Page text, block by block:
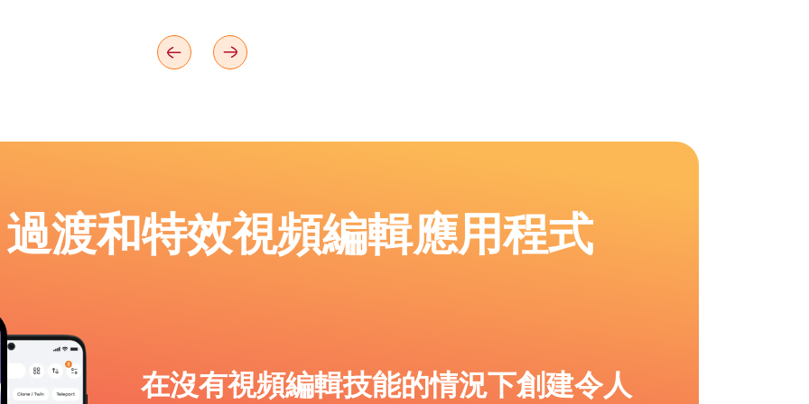
渡和特效視頻編輯應用程式
在沒有視頻編輯技能的情況下創建令人